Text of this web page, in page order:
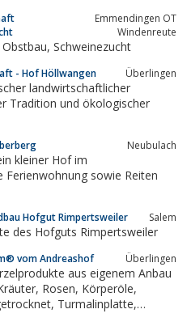
Emmendingen OT
Windenreute
Biolandwirtschaft Windenreute, Obstbau, Schweinezucht
- Hof Höllwangen Überlingen
landwirtschaftlicher
Tradition und ökologischer
Neubulach
kleiner Hof im
Ferienwohnung sowie Reiten
Hofgut Rimpertsweiler Salem
des Hofguts Rimpertsweiler
vom Andreashof Überlingen
aus eigenem Anbau